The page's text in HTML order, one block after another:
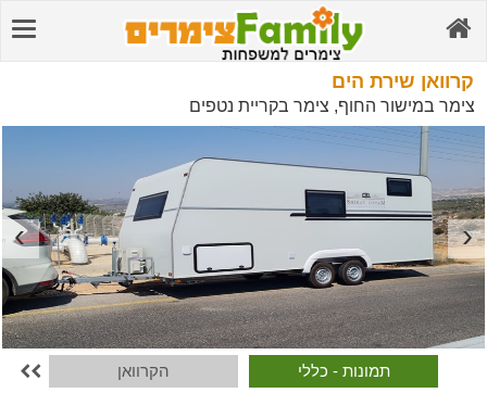
קרוואן שירת הים
צימר במישור החוף, צימר בקריית נטפים
תמונות - כללי הקרוואן 